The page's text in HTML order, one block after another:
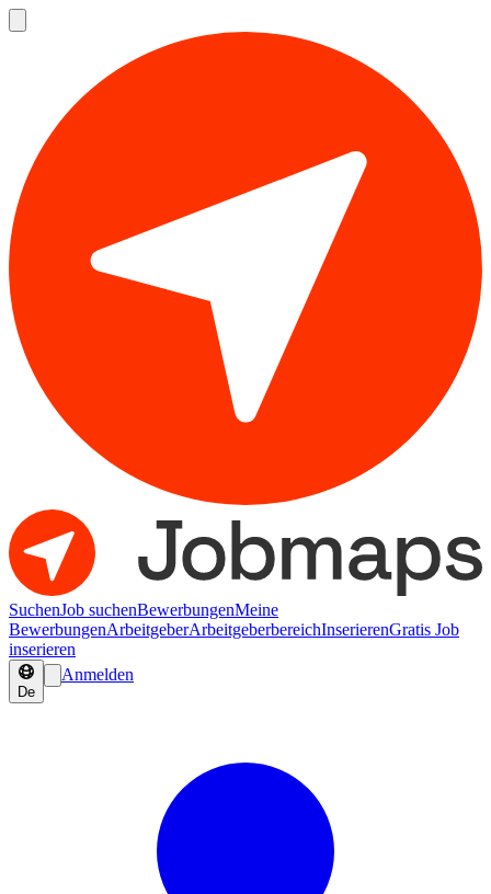
SuchenJob suchenBewerbungenMeine
BewerbungenArbeitgeberArbeitgeberbereichInserierenGratis Job
inserieren
De
Anmelden